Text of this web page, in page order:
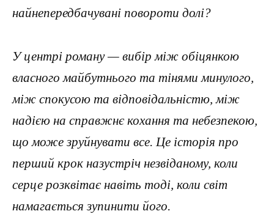
найнепередбачувані повороти долі?
У центрі роману — вибір між обіцянкою
власного майбутнього та тінями минулого,
між спокусою та відповідальністю, між
надією на справжнє кохання та небезпекою,
що може зруйнувати все. Це історія про
перший крок назустріч незвіданому, коли
серце розквітає навіть тоді, коли світ
намагається зупинити його.